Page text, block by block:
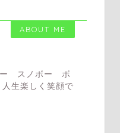
ABOUT ME
ー スノボー ボ
生楽しく笑顔で